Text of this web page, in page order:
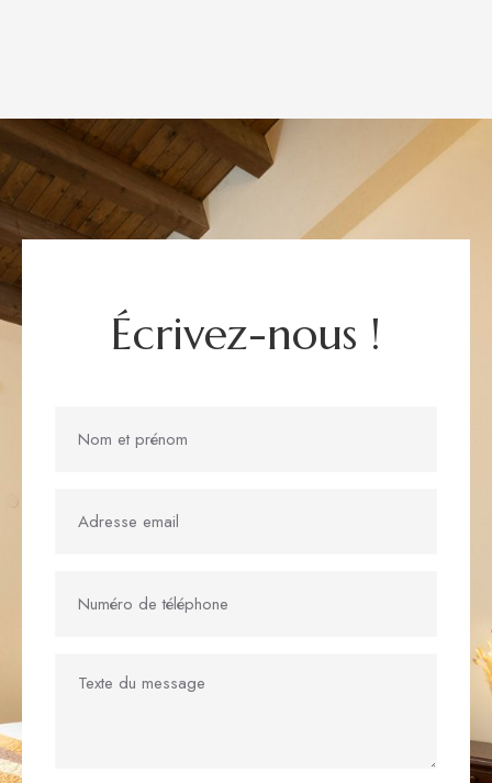
Écrivez-nous !